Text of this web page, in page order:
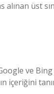
üst
ve Bing
içeriğini